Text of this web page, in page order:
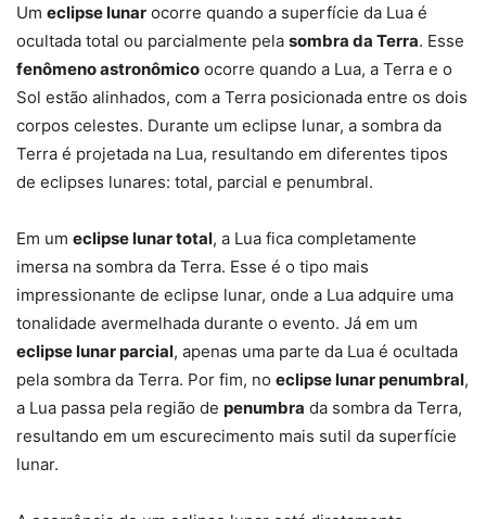
Um eclipse lunar ocorre quando a superfície da Lua é
ocultada total ou parcialmente pela sombra da Terra. Esse
fenômeno astronômico ocorre quando a Lua, a Terra e o
Sol estão alinhados, com a Terra posicionada entre os dois
corpos celestes. Durante um eclipse lunar, a sombra da
Terra é projetada na Lua, resultando em diferentes tipos
de eclipses lunares: total, parcial e penumbral.
Em um eclipse lunar total, a Lua fica completamente
imersa na sombra da Terra. Esse é o tipo mais
impressionante de eclipse lunar, onde a Lua adquire uma
tonalidade avermelhada durante o evento. Já em um
eclipse lunar parcial, apenas uma parte da Lua é ocultada
pela sombra da Terra. Por fim, no eclipse lunar penumbral,
a Lua passa pela região de penumbra da sombra da Terra,
resultando em um escurecimento mais sutil da superfície
lunar.